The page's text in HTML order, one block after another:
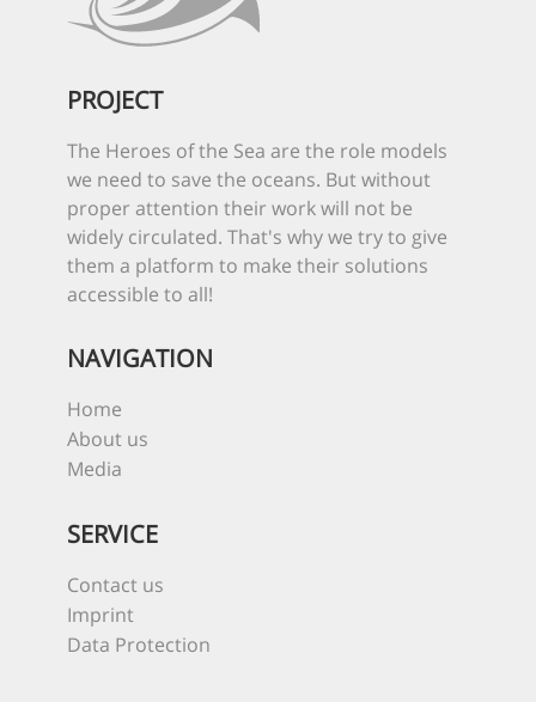
PROJECT
The Heroes of the Sea are the role models
we need to save the oceans. But without
proper attention their work will not be
widely circulated. That's why we try to give
them a platform to make their solutions
accessible to all!
NAVIGATION
Home
About us
Media
SERVICE
Contact us
Imprint
Data Protection